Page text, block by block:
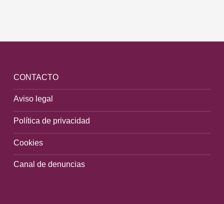
CONTACTO
Aviso legal
Política de privacidad
Cookies
Canal de denuncias